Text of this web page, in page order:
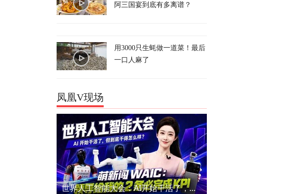
阿三国宴到底有多离谱？
用3000只生蚝做一道菜！最后
一口人麻了
凤凰V现场
世界人工智能大会：AI开始干活了，但到底干的怎么样？萌新闯WAIC